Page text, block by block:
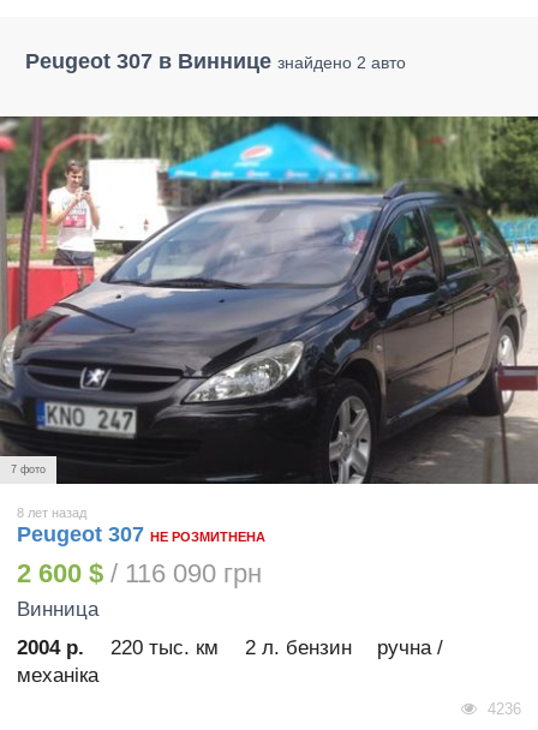
Peugeot 307 в Виннице знайдено 2 авто
7 фото
8 лет назад
Peugeot 307 НЕ РОЗМИТНЕНА
2 600 $ / 116 090 грн
Винница
2004 р.
220 тыс. км 2 л. бензин
ручна /
механіка
4236